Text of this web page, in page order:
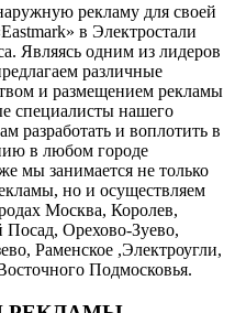
рекламу для своей
в Электростали
Являясь одним из лидеров
различные
и размещением рекламы
специалисты нашего
разработать и воплотить в
в любом городе
мы занимается не только
но и осуществляем
Москва, Королев,
Орехово-Зуево,
Раменское ,Электроугли,
Подмосковья.